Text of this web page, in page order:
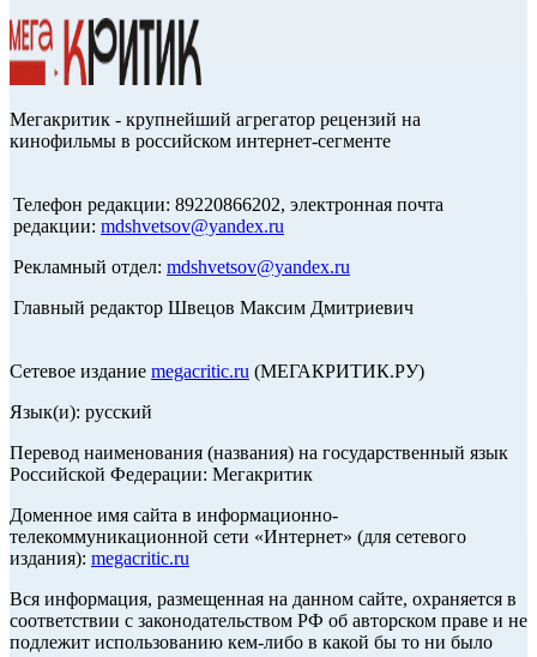
Мегакритик - крупнейший агрегатор рецензий на
кинофильмы в российском интернет-сегменте
Телефон редакции: 89220866202, электронная почта
редакции: mdshvetsov@yandex.ru
Рекламный отдел: mdshvetsov@yandex.ru
Главный редактор Швецов Максим Дмитриевич
Сетевое издание megacritic.ru (МЕГАКРИТИК.РУ)
Язык(и): русский
Перевод наименования (названия) на государственный язык
Российской Федерации: Мегакритик
Доменное имя сайта в информационно-
телекоммуникационной сети «Интернет» (для сетевого
издания): megacritic.ru
Вся информация, размещенная на данном сайте, охраняется в
соответствии с законодательством РФ об авторском праве и не
подлежит использованию кем-либо в какой бы то ни было